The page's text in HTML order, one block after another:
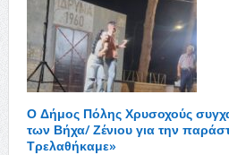
Ο Δήμος Πόλης Χρυσοχούς
των Βήχα/ Ζένιου για την
Τρελαθήκαμε»